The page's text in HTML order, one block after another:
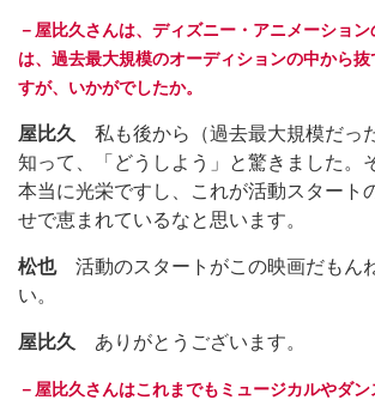
－屋比久さんは、ディズニー・アニメーショ
は、過去最大規模のオーディションの中から
すが、いかがでしたか。
屋比久
私も後から（過去最大規模だっ
知って、「どうしよう」と驚きました。
本当に光栄ですし、これが活動スタート
せで恵まれているなと思います。
松也活動のスタートがこの映画だもん
い。
屋比久 ありがとうございます。
－屋比久さんはこれまでもミュージカルやダ